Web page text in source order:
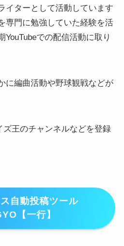
イターとして活動しています
専門に勉強していた経験を活
YouTubeでの配信活動に取り
に編曲活動や野球観戦などが
ズ王のチャンネルなどを登録
自動投稿ツール
【一行】